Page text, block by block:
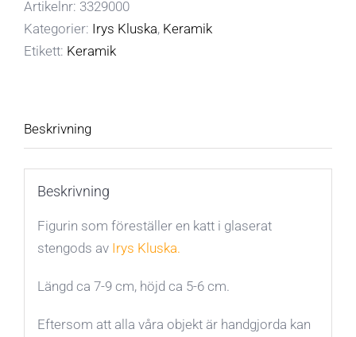
av
Irys
Kluska
Artikelnr: 3329000
Kategorier: Irys Kluska, Keramik
Etikett: Keramik
Beskrivning
Beskrivning
Figurin som föreställer en katt i glaserat
stengods av Irys Kluska.
Längd ca 7-9 cm, höjd ca 5-6 cm.
Eftersom att alla våra objekt är handgjorda kan